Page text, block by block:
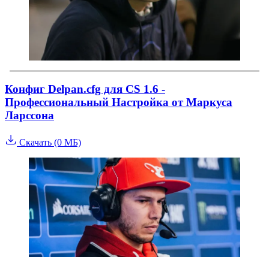
Конфиг Delpan.cfg для CS 1.6 -
Профессиональный Настройка от Маркуса
Ларссона
Скачать (0 МБ)